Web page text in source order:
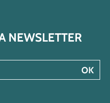
Instagram
Facebook
compte Pinterest
à notre compte Twitter/X
NEWSLETTER
OK